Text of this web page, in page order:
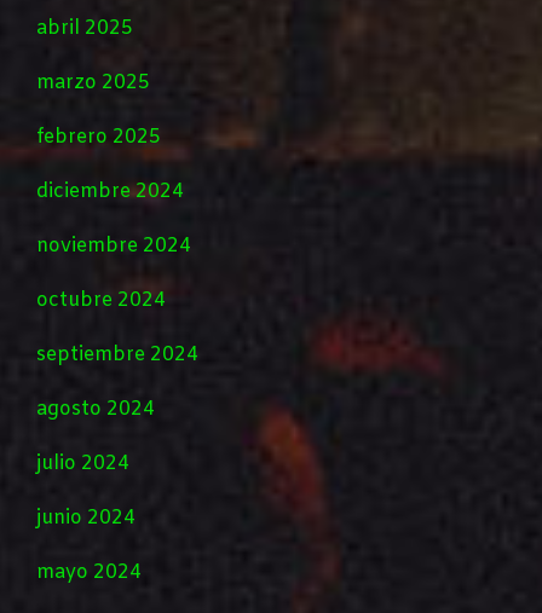
abril 2025
marzo 2025
febrero 2025
diciembre 2024
noviembre 2024
octubre 2024
septiembre 2024
agosto 2024
julio 2024
junio 2024
mayo 2024